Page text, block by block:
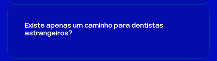
Existe apenas um caminho para dentistas
estrangeiros?